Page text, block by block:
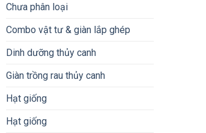
Chưa phân loại
Combo vật tư & giàn lắp ghép
Dinh dưỡng thủy canh
Giàn trồng rau thủy canh
Hạt giống
Hạt giống